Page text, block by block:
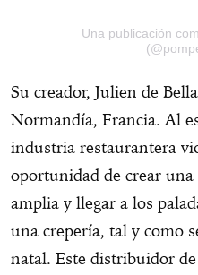
Una publicación
Su creador, Julien de
Normandía, Francia. Al
industria restaurantera
oportunidad de crear
amplia y llegar a los
una crepería, tal y como
natal. Este distribuidor